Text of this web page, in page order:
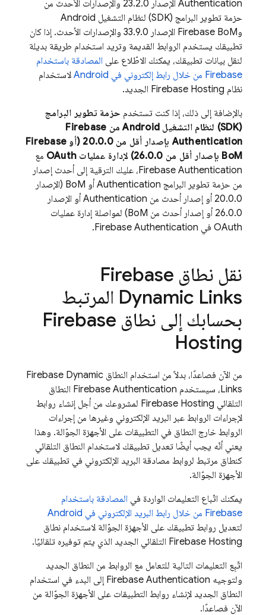
Authentication
الإصدار 23.2.0 والإصدارات الأحدث من
حزمة تطوير البرامج (SDK) لنظام التشغيل Android
وFirebase BoM
الإصدار 33.9.0 والإصدارات الأحدث. إذا كان
تطبيقك يستخدم الروابط القديمة وتريد استخدام طريقة بديلة
لنقل بيانات تطبيقك، يمكنك الاطّلاع على المصادقة باستخدام
Firebase من خلال رابط إلكتروني في Android
لاستخدام
نظام Firebase Hosting الجديد.
بالإضافة إلى ذلك، إذا كنت تستخدم حزمة تطوير البرامج
(SDK) لنظام التشغيل Android من
Firebase
Authenticationبإصدار أقل من 20.0.0 (أو
Firebase
BoM بإصدار أقل من 26.0.0) لإدارة عمليات OAuth
مع
Firebase Authentication، عليك الترقية إلى أحدث إصدار
من حزمة تطوير البرامج Authentication أو BoM (الإصدار
20.0.0 أو إصدار أحدث من
Authentication أو الإصدار
26.0.0 أو إصدار أحدث من
BoM) لمواصلة إدارة عمليات
OAuth في
Firebase Authentication
.
نقل نطاق Firebase
Dynamic Links المرتبط
بحسابك إلى نطاق Firebase
Hosting
من الآن فصاعدًا، بدلاً من استخدام النطاق Firebase Dynamic
Links، سيستخدم Firebase Authentication النطاق
التلقائي Firebase Hosting لمشروعك من أجل إنشاء روابط
لإجراءات الروابط عبر البريد الإلكتروني وغيرها من إجراءات
الروابط خارج النطاق في التطبيقات على الأجهزة الجوّالة. وهذا
يعني أنّه يجب أيضًا تعديل تطبيقك لاستخدام النطاق التلقائي
كنطاق مرتبط لروابط مصادقة البريد الإلكتروني في تطبيقك على
الأجهزة الجوّالة.
يمكنك اتّباع التعليمات الواردة في المصادقة باستخدام
Firebase من خلال رابط البريد الإلكتروني في Android
لتعديل روابط تطبيقك على الأجهزة الجوّالة لاستخدام نطاق
Firebase Hosting التلقائي الجديد الذي يتم توفيره تلقائيًا.
اتّبِع التعليمات التالية للتعامل مع الروابط من النطاق الجديد
ولتوجيه Firebase Authentication إلى البدء في استخدام
النطاق الجديد لإنشاء روابط التطبيقات على الأجهزة الجوّالة من
الآن فصاعدًا.